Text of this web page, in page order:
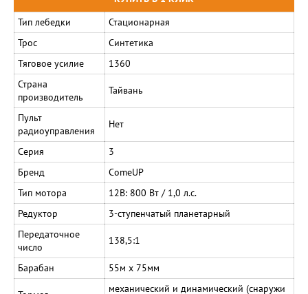
Тип лебедки
Стационарная
Трос
Синтетика
Тяговое усилие
1360
Страна
производитель
Тайвань
Пульт
радиоуправления
Нет
Серия
3
Бренд
ComeUP
Тип мотора
12В: 800 Вт / 1,0 л.с.
Редуктор
3-ступенчатый планетарный
Передаточное
число
138,5:1
Барабан 55м х 75мм
механический и динамический (снаружи